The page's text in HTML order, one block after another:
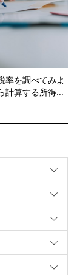
率を調べてみよ
算する所得...